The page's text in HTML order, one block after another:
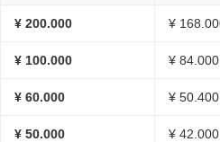
¥ 200.000 ¥
¥ 100.000 ¥ 84.000
¥ 60.000 ¥ 50.400
¥ 50.000 ¥ 42.000